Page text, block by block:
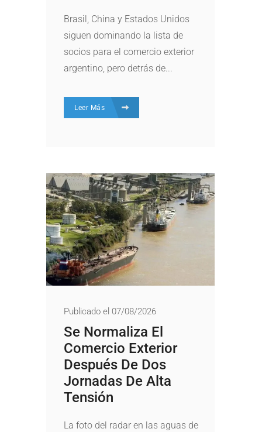
Brasil, China y Estados Unidos
siguen dominando la lista de
socios para el comercio exterior
argentino, pero detrás de...
Leer Más
Publicado el 07/08/2026
Se Normaliza El
Comercio Exterior
Después De Dos
Jornadas De Alta
Tensión
La foto del radar en las aguas de